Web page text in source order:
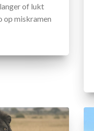
of lukt
op miskramen